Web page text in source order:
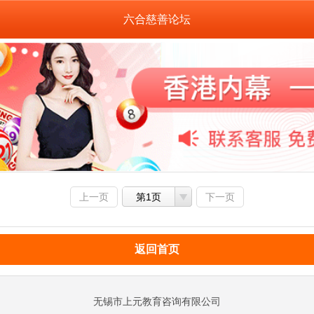
六合慈善论坛
上一页 第1页 下一页
返回首页
无锡市上元教育咨询有限公司